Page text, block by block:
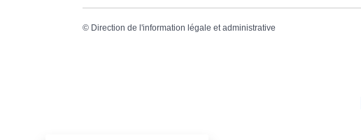
© Direction de l'information légale et administrative